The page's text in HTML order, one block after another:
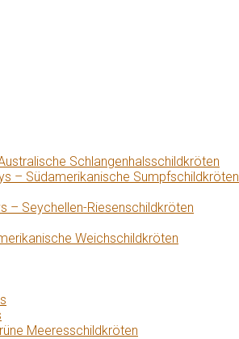
Schlangenhalsschildkröten
– Südamerikanische Sumpfschildkröten
– Seychellen-Riesenschildkröten
Weichschildkröten
Meeresschildkröten